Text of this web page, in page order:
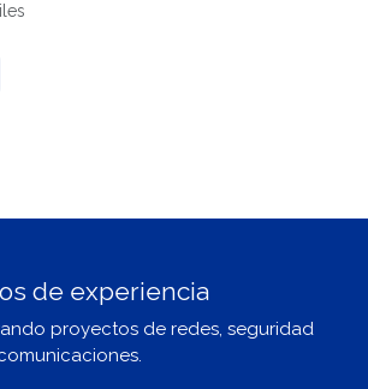
de experiencia
proyectos de redes, seguridad